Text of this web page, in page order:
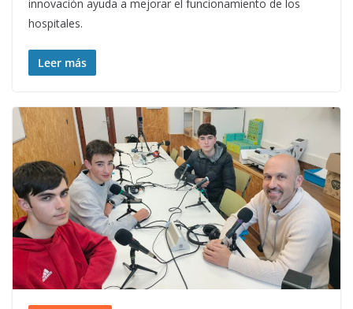
innovación ayuda a mejorar el funcionamiento de los
hospitales.
Leer más